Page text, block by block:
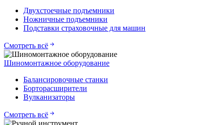
Двухстоечные подъемники
Ножничные подъемники
Подставки страховочные для машин
Смотреть всё
Шиномонтажное оборудование
Балансировочные станки
Борторасширители
Вулканизаторы
Смотреть всё